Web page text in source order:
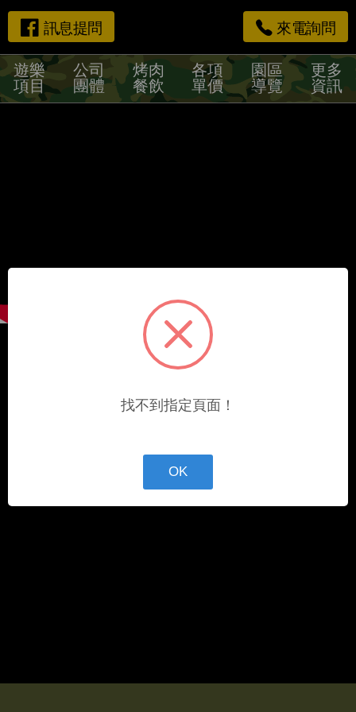
訊息提問 來電詢問
遊樂
項目
公司
團體
烤肉
餐飲
各項
單價
園區
導覽
更多
資訊
最新消息
找不到指定頁面！
OK